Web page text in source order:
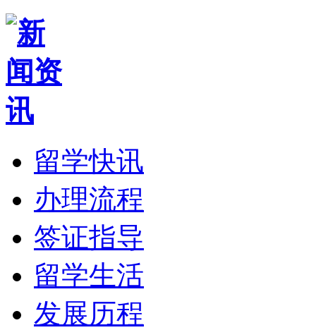
留学快讯
办理流程
签证指导
留学生活
发展历程